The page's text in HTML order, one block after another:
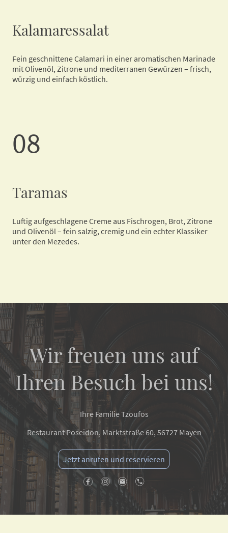
Kalamaressalat
Fein geschnittene Calamari in einer aromatischen Marinade
mit Olivenöl, Zitrone und mediterranen Gewürzen – frisch,
würzig und einfach köstlich.
08
Taramas
Luftig aufgeschlagene Creme aus Fischrogen, Brot, Zitrone
und Olivenöl – fein salzig, cremig und ein echter Klassiker
unter den Mezedes.
Wir freuen uns auf
Ihren Besuch bei uns!
Ihre Familie Tzoufos
Restaurant Poseidon, Marktstraße 60, 56727 Mayen
Jetzt anrufen und reservieren